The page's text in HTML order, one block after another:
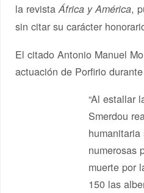
la revistaÁfrica y América,
sin citar su carácter
El citado Antonio Manuel
actuación de Porfirio
“Al estallar
Smerdou
numerosas
muerte por
150 las